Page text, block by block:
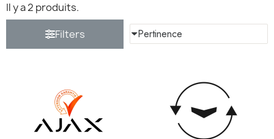
Il y a 2 produits.
Filters